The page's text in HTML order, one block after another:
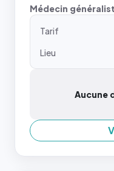
Médecin
Tarif
Lieu
Aucune